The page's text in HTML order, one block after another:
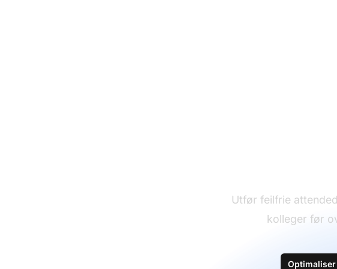
Utfør feilfrie
kolleger før